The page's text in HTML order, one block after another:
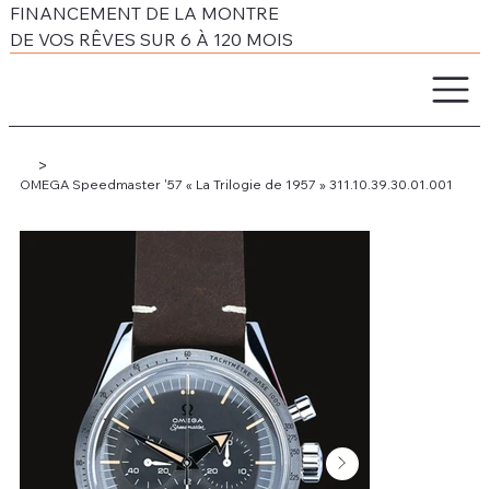
FINANCEMENT DE LA MONTRE
DE VOS RÊVES SUR 6 À 120 MOIS
>
OMEGA Speedmaster '57 « La Trilogie de 1957 » 311.10.39.30.01.001